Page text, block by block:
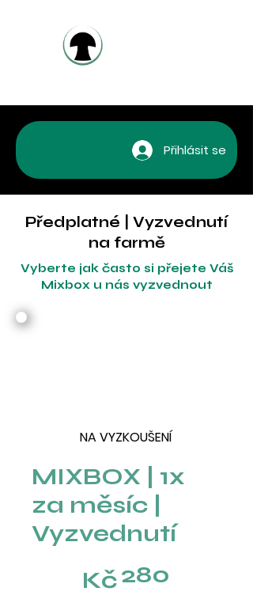
Přihlásit se
Předplatné | Vyzvednutí
na farmě
Vyberte jak často si přejete Váš
Mixbox u nás vyzvednout
NA VYZKOUŠENÍ
MIXBOX | 1x
za měsíc |
Vyzvednutí
Kč280